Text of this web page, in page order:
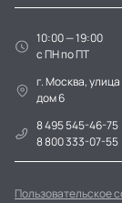
10:00 — 19:00
c ПН по ПТ
г. Москва,
дом 6
8 495 545-46-75
8 800 333-07-55
Пользовательское